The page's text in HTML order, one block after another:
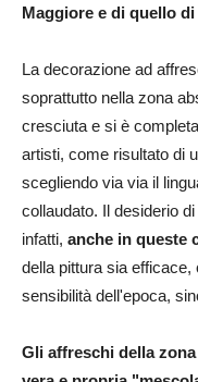
Maggiore e di quello
La decorazione ad
soprattutto nella zona
cresciuta e si è
artisti, come risultato di
scegliendo via via il
collaudato. Il desiderio
infatti, anche in queste
della pittura sia
sensibilità dell'epoca,
Gli affreschi della